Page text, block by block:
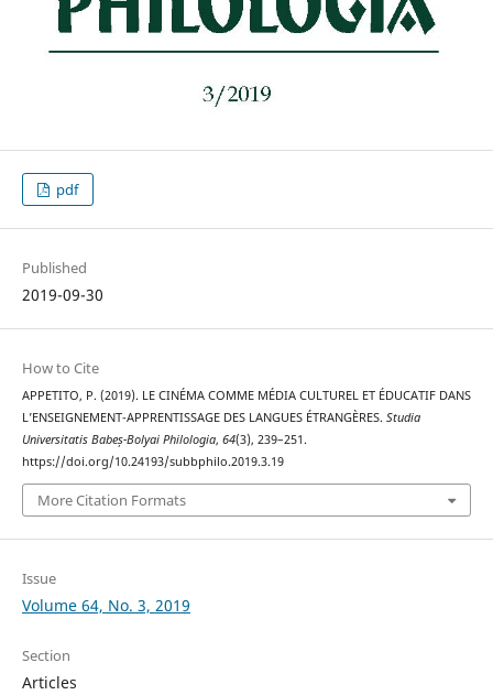
pdf
Published
2019-09-30
How to Cite
APPETITO, P. (2019). LE CINÉMA COMME MÉDIA CULTUREL ET ÉDUCATIF DANS
L’ENSEIGNEMENT-APPRENTISSAGE DES LANGUES ÉTRANGÈRES. Studia
Universitatis Babeș-Bolyai Philologia, 64(3), 239–251.
https://doi.org/10.24193/subbphilo.2019.3.19
More Citation Formats
Issue
Volume 64, No. 3, 2019
Section
Articles